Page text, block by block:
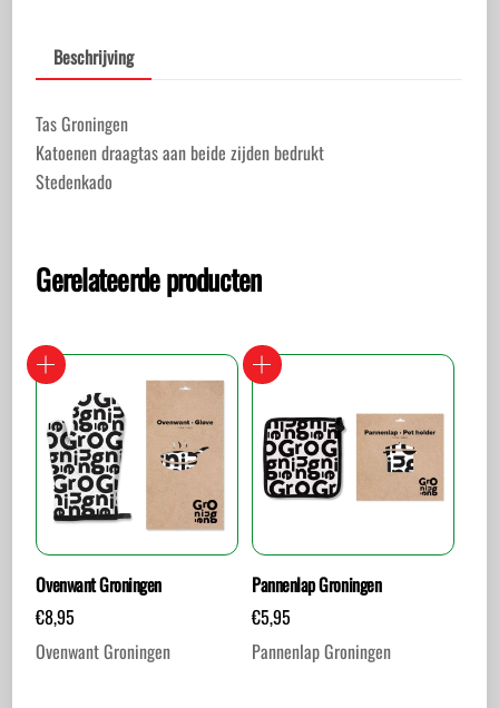
Beschrijving
Tas Groningen
Katoenen draagtas aan beide zijden bedrukt
Stedenkado
Gerelateerde producten
Ovenwant Groningen
€8,95
Ovenwant Groningen
Pannenlap Groningen
€5,95
Pannenlap Groningen